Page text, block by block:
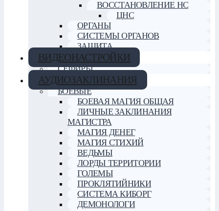
ВОССТАНОВЛЕНИЕ НС
ЦНС
ОРГАНЫ
СИСТЕМЫ ОРГАНОВ
ЗАЩИТА
ВИДЕОНАСТРОЙКИ
СЕФИРЫ
АУДИОЗАКЛИНАНИЯ
БОЕВЫЕ
БОЕВАЯ МАГИЯ ОБЩАЯ
ЛИЧНЫЕ ЗАКЛИНАНИЯ
МАГИСТРА
МАГИЯ ДЕНЕГ
МАГИЯ СТИХИЙ
ВЕДЬМЫ
ЛОРДЫ ТЕРРИТОРИИ
ГОЛЕМЫ
ПРОКЛЯТИЙНИКИ
СИСТЕМА КИБОРГ
ДЕМОНОЛОГИ